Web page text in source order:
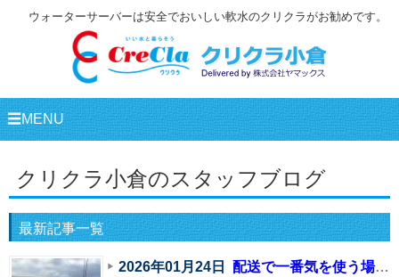
ウォーターサーバーは安全でおいしい軟水のクリクラがお勧めです。
☰MENU
クリクラ小倉のスタッフブログ
最新記事一覧
2026年01月24日 配送で一番気を使う場所は、実はここ